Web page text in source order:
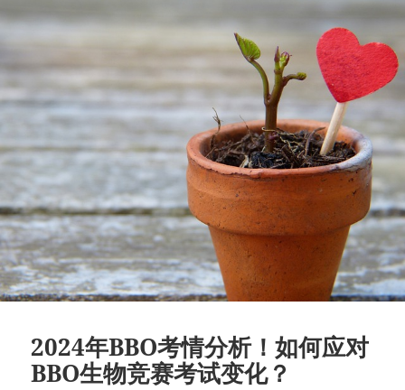
2024年BBO考情分析！如何应对
BBO生物竞赛考试变化？